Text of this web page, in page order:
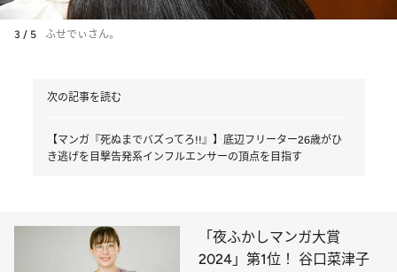
3 / 5 ふせでぃさん。
次の記事を読む
【マンガ『死ぬまでバズってろ!!』】底辺フリーター26歳がひ
き逃げを目撃告発系インフルエンサーの頂点を目指す
「夜ふかしマンガ大賞
2024」第1位！ 谷口菜津子